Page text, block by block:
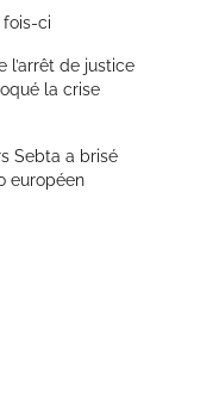
fois-ci
l’arrêt de justice
la crise
Sebta a brisé
européen